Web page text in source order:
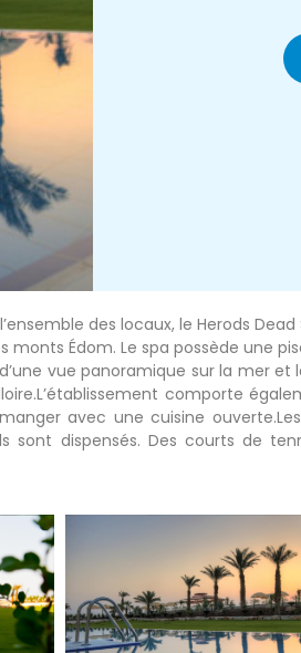
des locaux, le Herods
Édom. Le spa possède une
vue panoramique sur la mer
comporte
avec une cuisine
sont dispensés. Des courts de